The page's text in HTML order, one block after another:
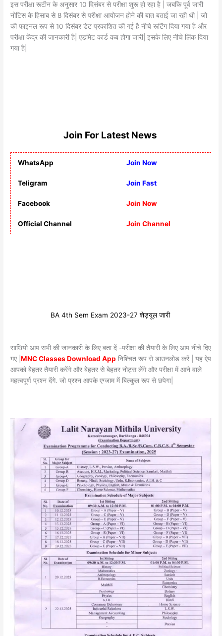
इस परीक्षा रूटीन के अनुसार 10 दिसंबर से परीक्षा शुरू हो रहा है | जबकि पूर्व जारी
नोटिस के हिसाब से 8 दिसंबर से परीक्षा आयोजन होने की बात बताई जा रही थी | जो
की फाइनल रूप से 10 दिसंबर डेट प्रकाशित की गई है नीचे रूटिंग दिया गया है और
परीक्षा केंद्र की जानकारी है| एडमिट कार्ड कब होगा जारी| इसके लिए नीचे लिंक दिया
गया है|
Join For Latest News
WhatsApp Join Now
Teligram Join Fast
Facebook Join Now
Official Channel Join Channel
BA 4th Sem Exam 2023-27 शेड्यूल जारी
साथियों आप सभी की जानकारी के लिए बता दें -परीक्षा की तैयारी के लिए आप नीचे दिए
गए |MNC Classes Download App निश्चित रूप से डाउनलोड करें | यह ऐप
आपको बेहतर तैयारी करेंगे और बेहतर से बेहतर नोट्स लेंगे और परीक्षा में आने वाले
महत्वपूर्ण प्रश्न देंगे. जो प्रश्न आपके एग्जाम में बिल्कुल रूप से छपेगा|